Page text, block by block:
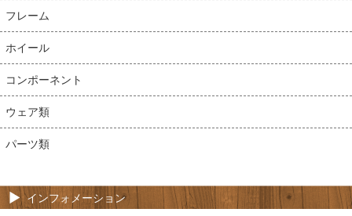
フレーム
ホイール
コンポーネント
ウェア類
パーツ類
インフォメーション